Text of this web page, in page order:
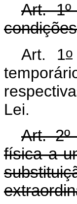
Art.
Art. 1o
Art. 2º
física a